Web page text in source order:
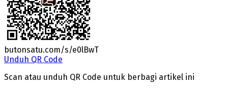
butonsatu.com/s/e0lBwT
Unduh QR Code
Scan atau unduh QR Code untuk berbagi artikel ini